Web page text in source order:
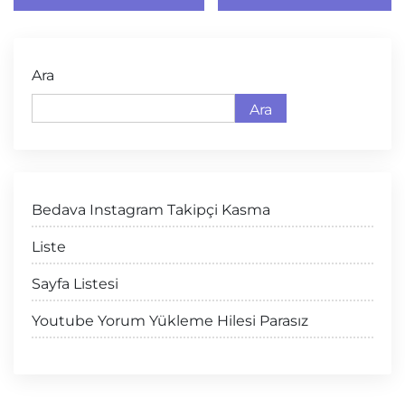
Ara
Ara
Bedava Instagram Takipçi Kasma
Liste
Sayfa Listesi
Youtube Yorum Yükleme Hilesi Parasız